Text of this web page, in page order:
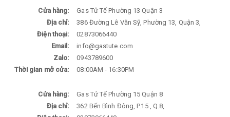
Cửa hàng:
Gas Tử Tế Phường 13 Quận 3
Địa chỉ:
386 Đường Lê Văn Sỹ, Phường 13, Quận 3,
Điện thoại:
02873066440
Email:
info@gastute.com
Zalo:
0943789600
Thời gian mở cửa:
08:00AM - 16:30PM
Cửa hàng:
Gas Tử Tế Phường 15 Quận 8
Địa chỉ:
362 Bến Bình Đông, P.15 , Q.8,